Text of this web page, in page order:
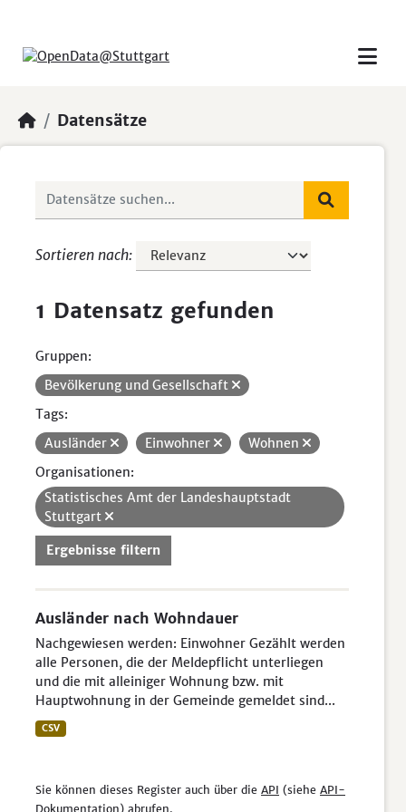
Datensätze
Sortieren nach
1 Datensatz gefunden
Gruppen:
Bevölkerung und Gesellschaft
Tags:
Ausländer
Einwohner
Wohnen
Organisationen:
Statistisches Amt der Landeshauptstadt
Stuttgart
Ergebnisse filtern
Ausländer nach Wohndauer
Nachgewiesen werden: Einwohner Gezählt werden
alle Personen, die der Meldepflicht unterliegen
und die mit alleiniger Wohnung bzw. mit
Hauptwohnung in der Gemeinde gemeldet sind...
CSV
Sie können dieses Register auch über die API (siehe API-
Dokumentation) abrufen.